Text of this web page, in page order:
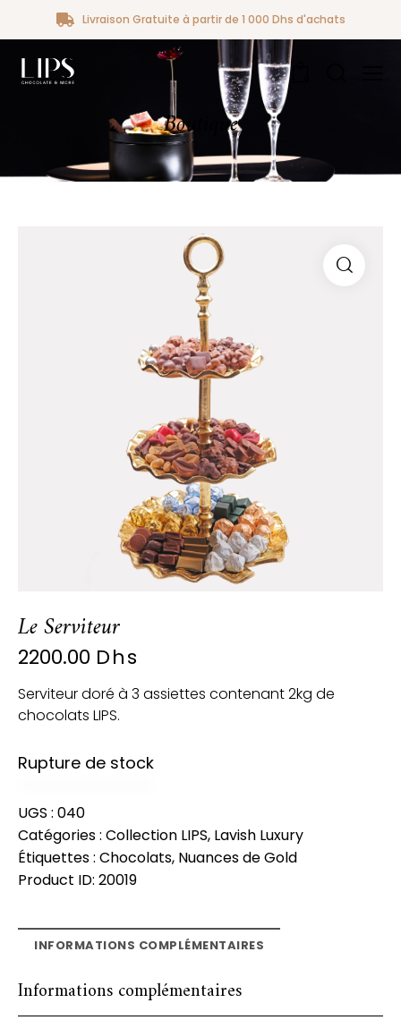
Livraison Gratuite à partir de 1 000 Dhs d'achats
Boutique
Le Serviteur
2200.00 Dhs
Serviteur doré à 3 assiettes contenant 2kg de
chocolats LIPS.
Rupture de stock
UGS : 040
Catégories : Collection LIPS, Lavish Luxury
Étiquettes : Chocolats, Nuances de Gold
Product ID: 20019
INFORMATIONS COMPLÉMENTAIRES
Informations complémentaires